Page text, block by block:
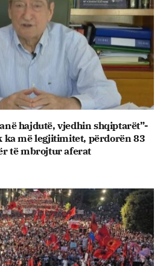
hajdutë, vjedhin shqiptarët”-
ka më legjitimitet, përdorën 83
të mbrojtur aferat